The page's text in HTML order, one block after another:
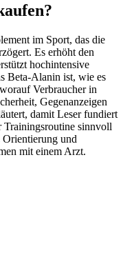
im Sport, das die
Es erhöht den
hochintensive
Beta-Alanin ist, wie es
Verbraucher in
Gegenanzeigen
damit Leser fundiert
Trainingsroutine sinnvoll
und
mit einem Arzt.